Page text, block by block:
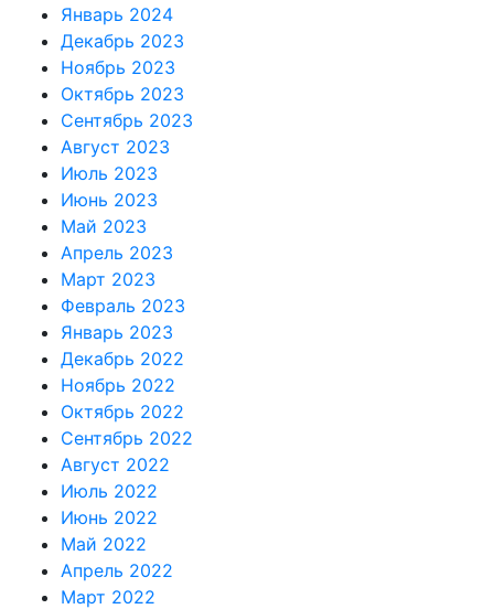
Январь 2024
Декабрь 2023
Ноябрь 2023
Октябрь 2023
Сентябрь 2023
Август 2023
Июль 2023
Июнь 2023
Май 2023
Апрель 2023
Март 2023
Февраль 2023
Январь 2023
Декабрь 2022
Ноябрь 2022
Октябрь 2022
Сентябрь 2022
Август 2022
Июль 2022
Июнь 2022
Май 2022
Апрель 2022
Март 2022